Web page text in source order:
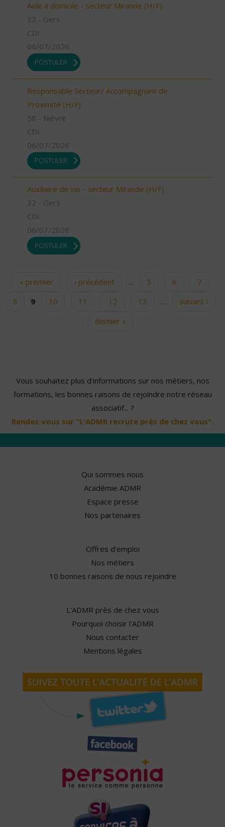
Aide à domicile - secteur Mirande (H/F)
32 - Gers
CDI
06/07/2026
POSTULER
Responsable Secteur/ Accompagnant de
Proximité (H/F)
58 - Nièvre
CDI
06/07/2026
POSTULER
Auxiliaire de vie - secteur Mirande (H/F)
32 - Gers
CDI
06/07/2026
POSTULER
Pages« premier ‹ précédent … 5 6
7
8
9 10 11 12 13 …
suivant ›
dernier »
Vous souhaitez plus d'informations sur nos métiers, nos
formations, les bonnes raisons de rejoindre notre réseau
associatif... ?
Rendez-vous sur "L'ADMR recrute près de chez vous".
Qui sommes nous
Académie ADMR
Espace presse
Nos partenaires
Offres d'emploi
Nos métiers
10 bonnes raisons de nous rejoindre
L'ADMR près de chez vous
Pourquoi choisir l'ADMR
Nous contacter
Mentions légales